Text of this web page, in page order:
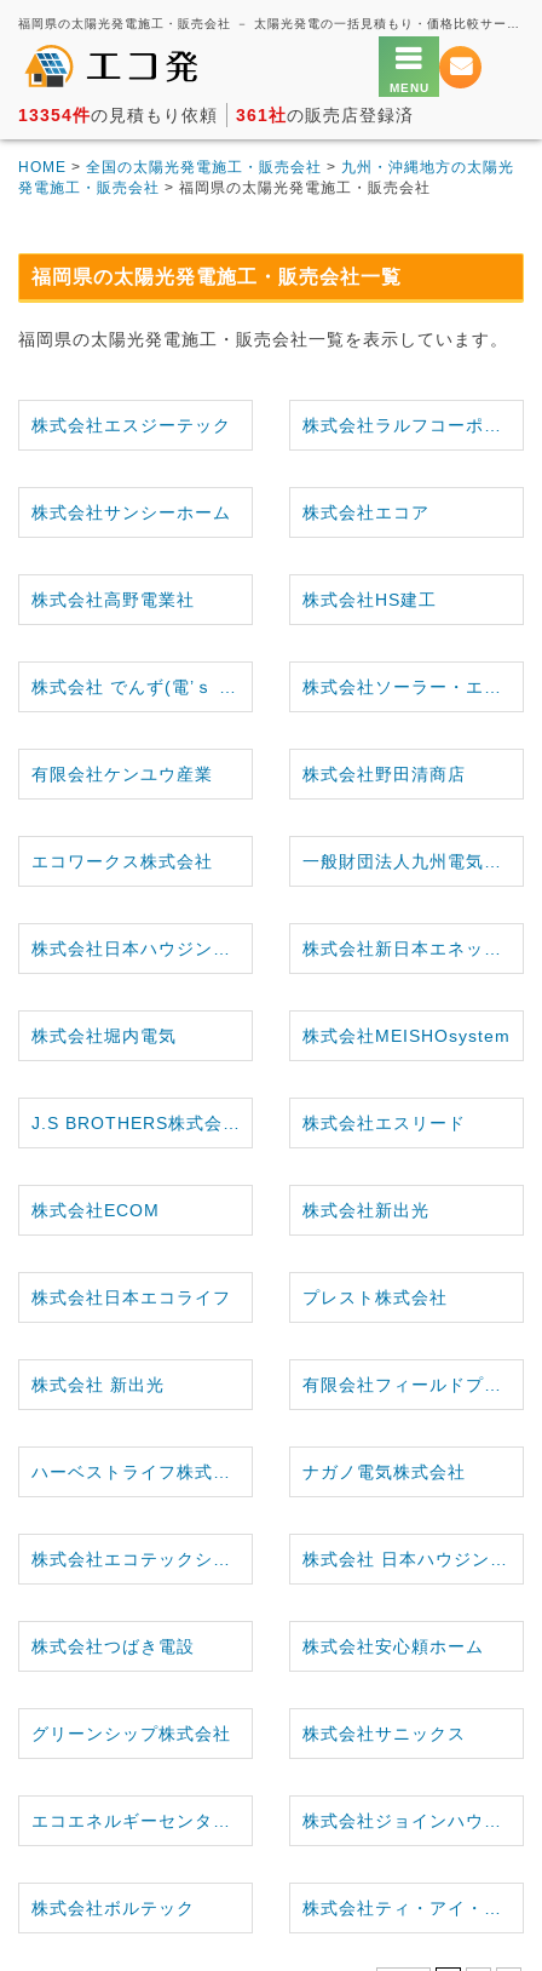
13354件の見積もり依頼 361社の販売店登録済
HOME > 全国の太陽光発電施工・販売会社 > 九州・沖縄地方の太陽光
発電施工・販売会社 > 福岡県の太陽光発電施工・販売会社
福岡県の太陽光発電施工・販売会社一覧
福岡県の太陽光発電施工・販売会社一覧を表示しています。
株式会社エスジーテック
株式会社サンシーホーム 株式会社エコア
株式会社高野電業社 株式会社HS建工
有限会社ケンユウ産業 株式会社野田清商店
エコワークス株式会社
株式会社堀内電気 株式会社MEISHOsystem
株式会社エスリード
株式会社ECOM 株式会社新出光
株式会社日本エコライフ プレスト株式会社
株式会社 新出光
ナガノ電気株式会社
株式会社つばき電設 株式会社安心頼ホーム
グリーンシップ株式会社 株式会社サニックス
株式会社ボルテック